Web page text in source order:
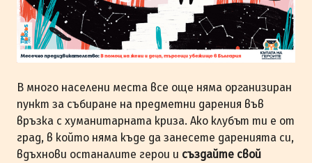
В много населени места все още няма организиран
пункт за събиране на предметни дарения във
връзка с хуманитарната криза. Ако клубът ти е от
град, в който няма къде да занесете даренията си,
вдъхнови останалите герои и създайте свой